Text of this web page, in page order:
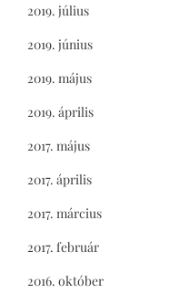
2019. július
2019. június
2019. május
2019. április
2017. május
2017. április
2017. március
2017. február
2016. október